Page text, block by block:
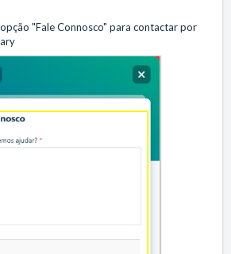
"Fale Connosco" para contactar por